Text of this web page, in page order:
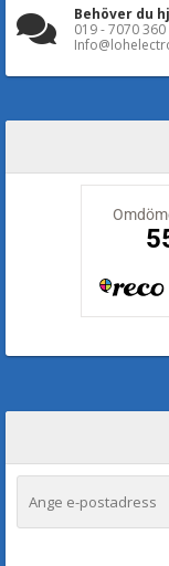
Behöver du
019 - 7070 360